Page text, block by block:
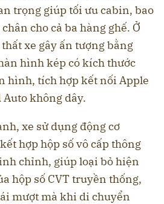
trọng giúp tối ưu cabin, bao
cho cả ba hàng ghế. Ở
xe gây ấn tượng bằng
hình kép có kích thước
hình, tích hợp kết nối Apple
không dây.
xe sử dụng động cơ
hợp hộp số vô cấp thông
chỉnh, giúp loại bỏ hiện
hộp số CVT truyền thống,
mượt mà khi di chuyển